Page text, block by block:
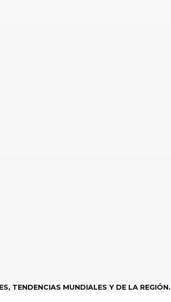
TENDENCIAS MUNDIALES Y DE LA REGIÓN.